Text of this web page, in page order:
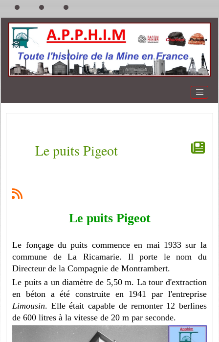
Le puits Pigeot
Le puits Pigeot
Le fonçage du puits commence en mai 1933 sur la
commune de La Ricamarie. Il porte le nom du
Directeur de la Compagnie de Montrambert.
Le puits a un diamètre de 5,50 m. La tour d'extraction
en béton a été construite en 1941 par l'entreprise
Limousin. Elle était capable de remonter 12 berlines
de 600 litres à la vitesse de 20 m par seconde.